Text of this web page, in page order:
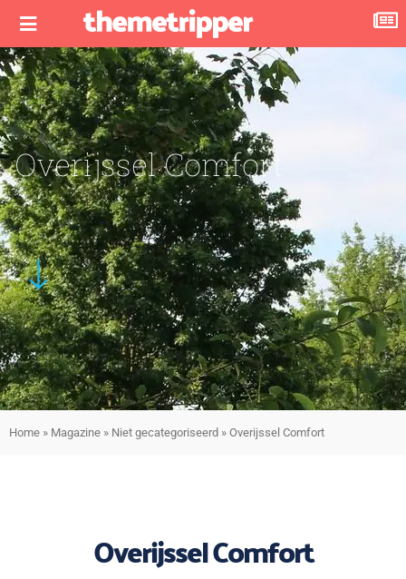
Overijssel Comfort
Home » Magazine » Niet gecategoriseerd » Overijssel Comfort
Overijssel Comfort